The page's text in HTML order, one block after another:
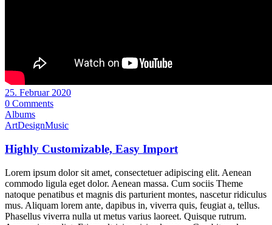
25. Februar 2020
0 Comments
Albums
ArtDesignMusic
Highly Customizable, Easy Import
Lorem ipsum dolor sit amet, consectetuer adipiscing elit. Aenean
commodo ligula eget dolor. Aenean massa. Cum sociis Theme
natoque penatibus et magnis dis parturient montes, nascetur ridiculus
mus. Aliquam lorem ante, dapibus in, viverra quis, feugiat a, tellus.
Phasellus viverra nulla ut metus varius laoreet. Quisque rutrum.